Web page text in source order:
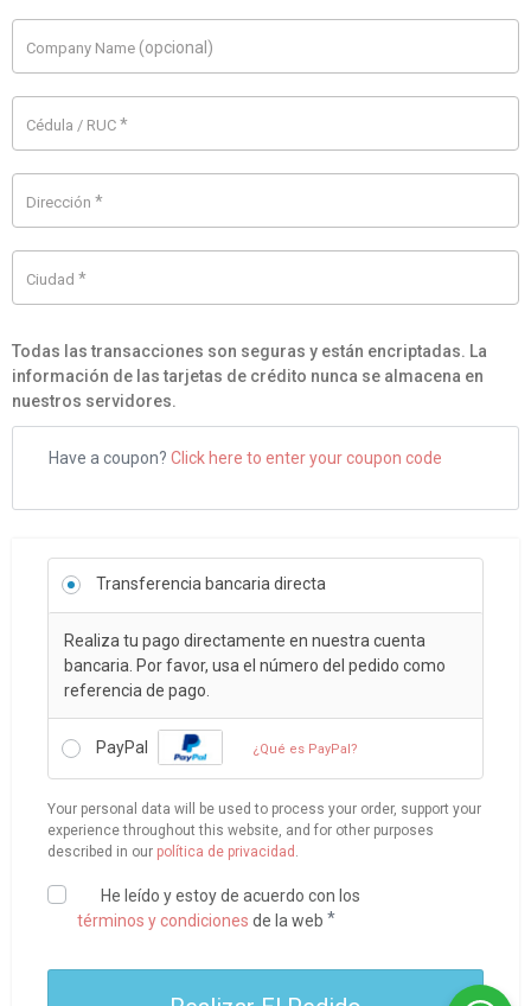
Company Name (opcional)
Cédula / RUC *
Dirección *
Ciudad *
Todas las transacciones son seguras y están encriptadas. La
información de las tarjetas de crédito nunca se almacena en
nuestros servidores.
Have a coupon? Click here to enter your coupon code
Transferencia bancaria directa
Realiza tu pago directamente en nuestra cuenta
bancaria. Por favor, usa el número del pedido como
referencia de pago.
PayPal ¿Qué es PayPal?
Your personal data will be used to process your order, support your
experience throughout this website, and for other purposes
described in our política de privacidad .
He leído y estoy de acuerdo con los
términos y condiciones de la web *